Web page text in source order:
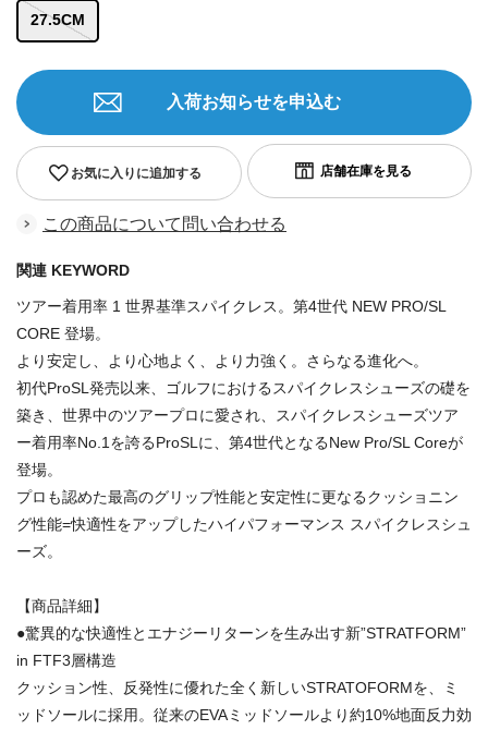
27.5CM
お気に入りに追加する
入荷お知らせを申込む
この商品について問い合わせる
関連 KEYWORD
ツアー着用率 1 世界基準スパイクレス。第4世代 NEW PRO/SL
CORE 登場。
より安定し、より心地よく、より力強く。さらなる進化へ。
初代ProSL発売以来、ゴルフにおけるスパイクレスシューズの礎を
築き、世界中のツアープロに愛され、スパイクレスシューズツア
ー着用率No.1を誇るProSLに、第4世代となるNew Pro/SL Coreが
登場。
プロも認めた最高のグリップ性能と安定性に更なるクッショニン
グ性能=快適性をアップしたハイパフォーマンス スパイクレスシュ
ーズ。
【商品詳細】
●驚異的な快適性とエナジーリターンを生み出す新”STRATFORM”
in FTF3層構造
クッション性、反発性に優れた全く新しいSTRATOFORMを、ミ
ッドソールに採用。従来のEVAミッドソールより約10%地面反力効